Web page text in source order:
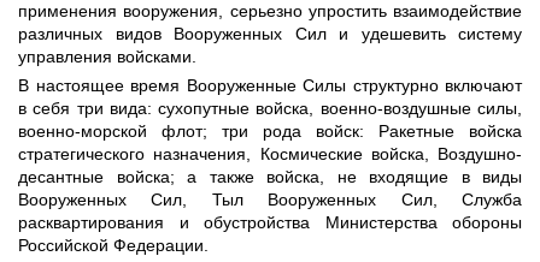
применения вооружения, серьезно упростить взаимодействие
различных видов Вооруженных Сил и удешевить систему
управления войсками.
В настоящее время Вооруженные Силы структурно включают
в себя три вида: сухопутные войска, военно-воздушные силы,
военно-морской флот; три рода войск: Ракетные войска
стратегического назначения, Космические войска, Воздушно-
десантные войска; а также войска, не входящие в виды
Вооруженных Сил, Тыл Вооруженных Сил, Служба
расквартирования и обустройства Министерства обороны
Российской Федерации.